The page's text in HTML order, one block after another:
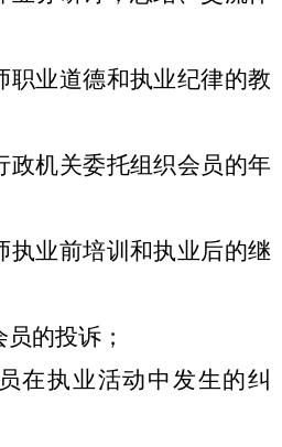
职业道德和执业纪律的教
政机关委托组织会员的年
执业前培训和执业后的继
员的投诉；
在执业活动中发生的纠